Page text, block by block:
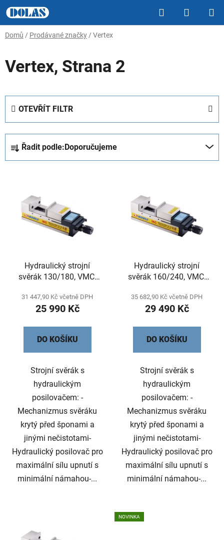
Přejít
na
obsah
Hledat
KOŠÍK
Domů / Prodávané značky / Vertex
Vertex, Strana 2
OTEVŘÍT FILTR
z
Řadit podle:Doporučujeme
Hydraulický strojní
svěrák 130/180, VMC-
31 447,90 Kč včetně DPH
25 990 Kč
DO KOŠÍKU
Strojní svěrák s
hydraulickým
posilovačem: -
Mechanizmus svěráku
krytý před šponami a
jinými nečistotami-
Hydraulický posilovač pro
maximální sílu upnutí s
minimální námahou-...
Hydraulický strojní
svěrák 160/240, VMC-
35 682,90 Kč včetně DPH
29 490 Kč
DO KOŠÍKU
Strojní svěrák s
hydraulickým
posilovačem: -
Mechanizmus svěráku
krytý před šponami a
jinými nečistotami-
Hydraulický posilovač pro
maximální sílu upnutí s
minimální námahou-...
NOVINKA